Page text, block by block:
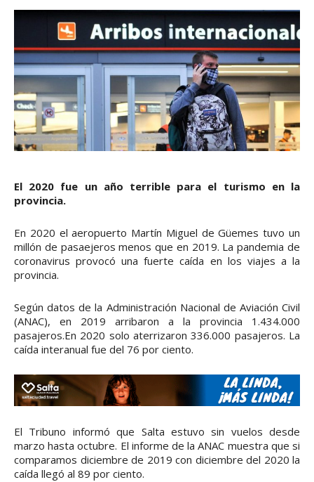
El 2020 fue un año terrible para el turismo en la
provincia.
En 2020 el aeropuerto Martín Miguel de Güemes tuvo un
millón de pasaejeros menos que en 2019. La pandemia de
coronavirus provocó una fuerte caída en los viajes a la
provincia.
Según datos de la Administración Nacional de Aviación Civil
(ANAC), en 2019 arribaron a la provincia 1.434.000
pasajeros.En 2020 solo aterrizaron 336.000 pasajeros. La
caída interanual fue del 76 por ciento.
El Tribuno informó que Salta estuvo sin vuelos desde
marzo hasta octubre. El informe de la ANAC muestra que si
comparamos diciembre de 2019 con diciembre del 2020 la
caída llegó al 89 por ciento.